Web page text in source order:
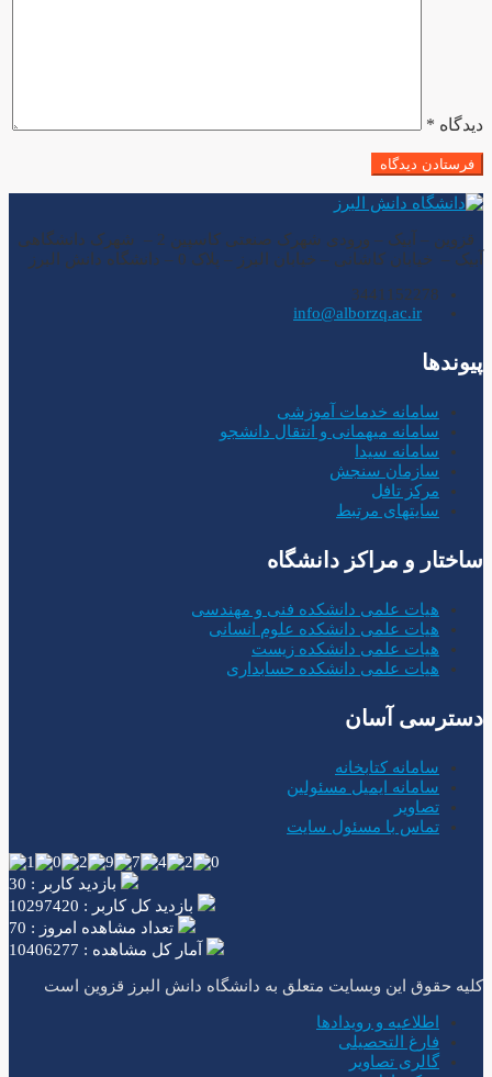
دیدگاه *
قزوین – آبیک – ورودی شهرک صنعتی کاسپین 2 – شهرک دانشگاهی
آبیک – خیابان کاشانی – خیابان البرز – پلاک 0 – دانشگاه دانش البرز
3441152278
info@alborzq.ac.ir
پیوندها
سامانه خدمات آموزشی
سامانه میهمانی و انتقال دانشجو
سامانه سیدا
سازمان سنجش
مرکز تافل
سایتهای مرتبط
ساختار و مراکز دانشگاه
هیات علمی دانشکده فنی و مهندسی
هیات علمی دانشکده علوم انسانی
هیات علمی دانشکده زیست
هیات علمی دانشکده حسابداری
دسترسی آسان
سامانه کتابخانه
سامانه ایمیل مسئولین
تصاویر
تماس با مسئول سایت
بازدید کاربر : 30
بازدید کل کاربر : 10297420
تعداد مشاهده امروز : 70
آمار کل مشاهده : 10406277
کلیه حقوق این وبسایت متعلق به دانشگاه دانش البرز قزوین است
اطلاعیه و رویدادها
فارغ التحصیلی
گالری تصاویر